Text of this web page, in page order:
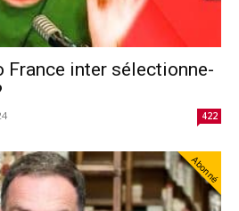
France inter sélectionne-
422
Abonné